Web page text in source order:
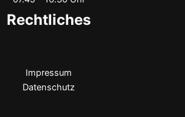
Rechtliches
Impressum
Datenschutz